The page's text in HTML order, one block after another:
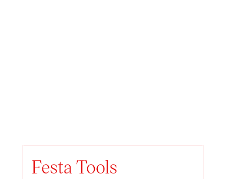
Festa Tools